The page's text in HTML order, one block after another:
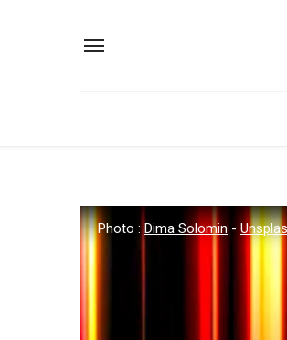
Photo :Dima Solomin -